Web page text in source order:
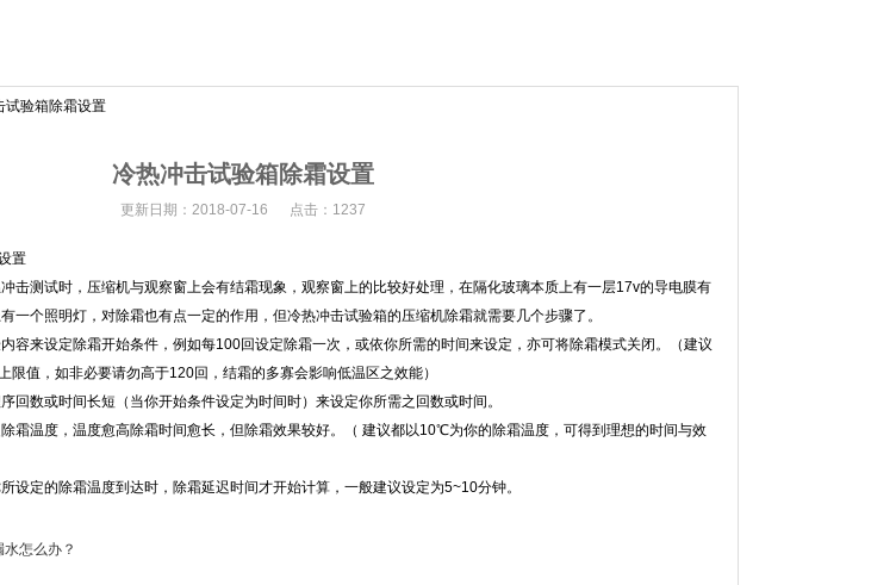
试验箱除霜设置
冷热冲击试验箱除霜设置
更新日期：2018-07-16 点击：1237
置
击测试时，压缩机与观察窗上会有结霜现象，观察窗上的比较好处理，在隔化玻璃本质上有一层17v的导电膜有
一个照明灯，对除霜也有点一定的作用，但冷热冲击试验箱的压缩机除霜就需要几个步骤了。
容来设定除霜开始条件，例如每100回设定除霜一次，或依你所需的时间来设定，亦可将除霜模式关闭。（建议
限值，如非必要请勿高于120回，结霜的多寡会影响低温区之效能）
回数或时间长短（当你开始条件设定为时间时）来设定你所需之回数或时间。
温度，温度愈高除霜时间愈长，但除霜效果较好。（ 建议都以10℃为你的除霜温度，可得到理想的时间与效
定的除霜温度到达时，除霜延迟时间才开始计算，一般建议设定为5~10分钟。
办？